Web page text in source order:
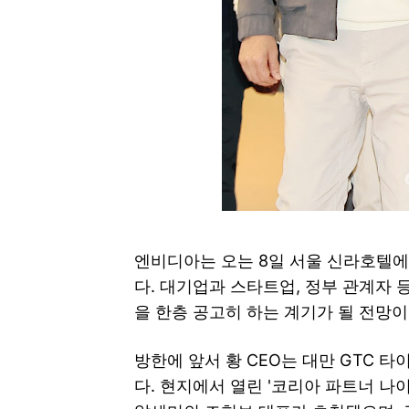
엔비디아는 오는 8일 서울 신라호텔
다. 대기업과 스타트업, 정부 관계자
을 한층 공고히 하는 계기가 될 전망
방한에 앞서 황 CEO는 대만 GTC 타
다. 현지에서 열린 '코리아 파트너 나